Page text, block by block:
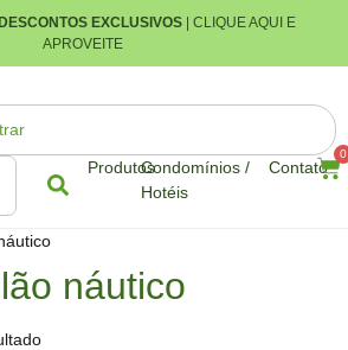
DESCONTOS EXCLUSIVOS | CLIQUE AQUI E
APROVEITE
ProdutosCondomínios /
Hotéis
Contato
0
náutico